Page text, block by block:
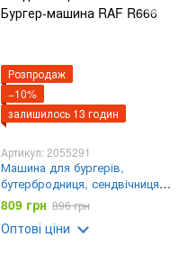
Розпродаж
−10%
залишилось 13 годин
Артикул: 2055291
Машина для бургерів,
бутербродниця, сендвічниця
600Вт / Бургер-машина RAF
R666
809 грн 896 грн
Оптові ціни